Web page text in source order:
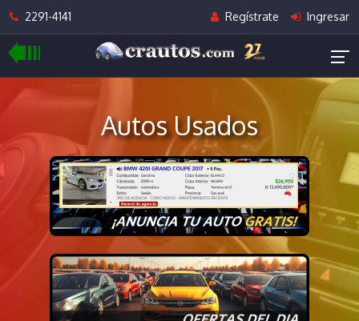
2291-4141 Regístrate Ingresar
Autos Usados